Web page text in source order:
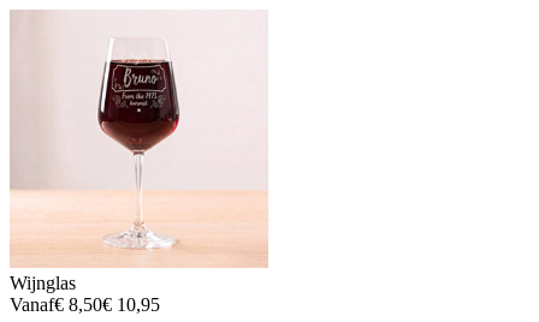
Wijnglas
Vanaf€ 8,50€ 10,95